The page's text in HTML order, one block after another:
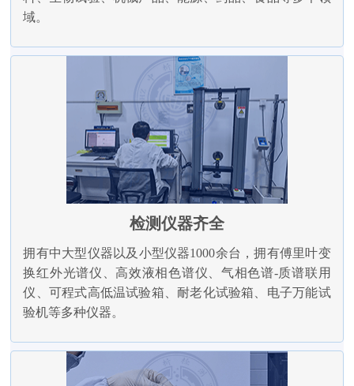
域。
检测仪器齐全
拥有中大型仪器以及小型仪器1000余台，拥有傅里叶变
换红外光谱仪、高效液相色谱仪、气相色谱-质谱联用
仪、可程式高低温试验箱、耐老化试验箱、电子万能试
验机等多种仪器。